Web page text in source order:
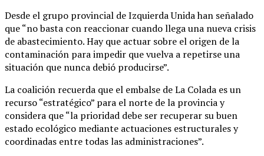
Desde el grupo provincial de Izquierda Unida han señalado
que “no basta con reaccionar cuando llega una nueva crisis
de abastecimiento. Hay que actuar sobre el origen de la
contaminación para impedir que vuelva a repetirse una
situación que nunca debió producirse”.
La coalición recuerda que el embalse de La Colada es un
recurso “estratégico” para el norte de la provincia y
considera que “la prioridad debe ser recuperar su buen
estado ecológico mediante actuaciones estructurales y
coordinadas entre todas las administraciones”.